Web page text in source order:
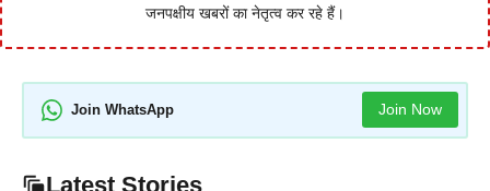
जनपक्षीय खबरों का नेतृत्व कर रहे हैं।
Join WhatsApp Join Now
Latest Stories